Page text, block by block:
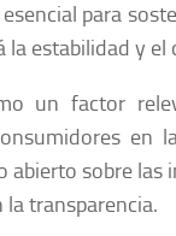
para
estabilidad y
un factor
en
sobre las
transparencia.